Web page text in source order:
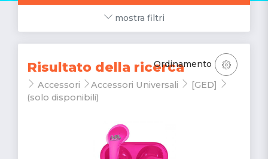
mostra filtri
Risultato della ricerca
Accessori Accessori Universali
[GED]
(solo disponibili)
Ordinamento